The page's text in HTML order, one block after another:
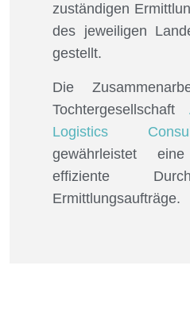
zuständigen
des jeweiligen
gestellt.
Die
Tochtergesellschaft
Logistics
gewährleistet
effiziente
Ermittlungsaufträge.